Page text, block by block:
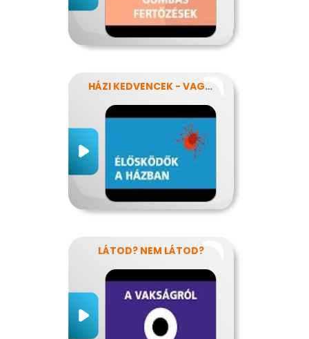
HÁZI KEDVENCEK - VAGY MÉGSEM
LÁTOD? NEM LÁTOD?